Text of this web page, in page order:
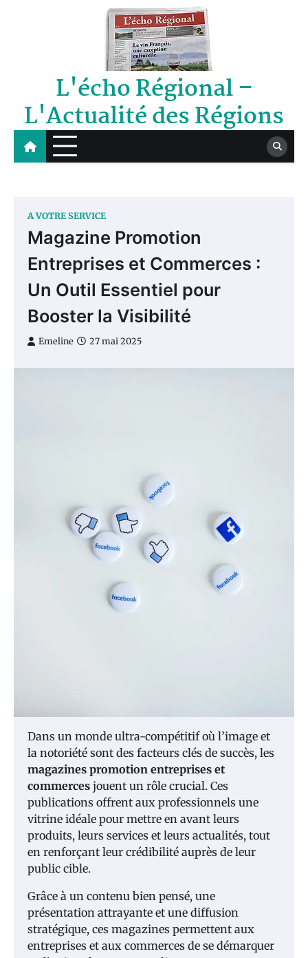
L'écho Régional –
L'Actualité des Régions
A VOTRE SERVICE
Magazine Promotion
Entreprises et Commerces :
Un Outil Essentiel pour
Booster la Visibilité
Emeline 27 mai 2025
Dans un monde ultra-compétitif où l’image et
la notoriété sont des facteurs clés de succès, les
magazines promotion entreprises et
commerces jouent un rôle crucial. Ces
publications offrent aux professionnels une
vitrine idéale pour mettre en avant leurs
produits, leurs services et leurs actualités, tout
en renforçant leur crédibilité auprès de leur
public cible.
Grâce à un contenu bien pensé, une
présentation attrayante et une diffusion
stratégique, ces magazines permettent aux
entreprises et aux commerces de se démarquer